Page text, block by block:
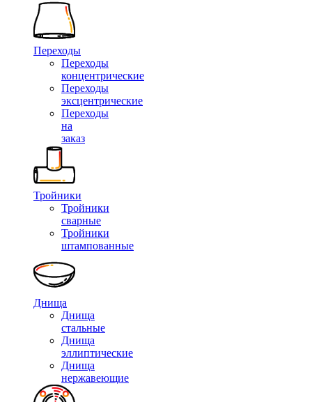
Переходы
Переходы
концентрические
Переходы
эксцентрические
Переходы
на
заказ
Тройники
Тройники
сварные
Тройники
штампованные
Днища
Днища
стальные
Днища
эллиптические
Днища
нержавеющие